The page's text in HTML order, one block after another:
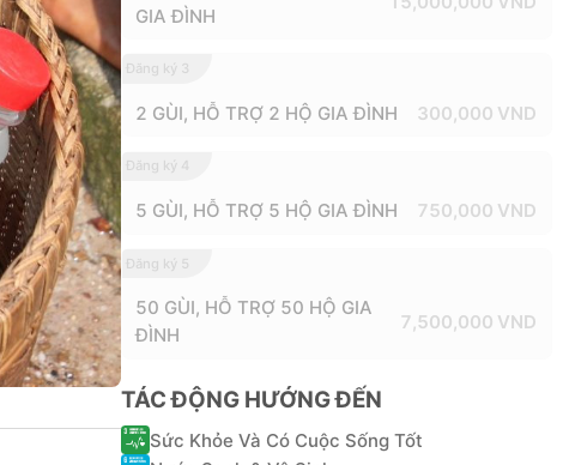
GIA ĐÌNH
Đăng ký 3
ĐÃ HOÀN TẤT
2 GÙI, HỖ TRỢ 2 HỘ GIA ĐÌNH 300,000 VND
Đăng ký 4
ĐÃ HOÀN TẤT
5 GÙI, HỖ TRỢ 5 HỘ GIA ĐÌNH 750,000 VND
Đăng ký 5
ĐÃ HOÀN TẤT
50 GÙI, HỖ TRỢ 50 HỘ GIA
ĐÌNH
7,500,000 VND
TÁC ĐỘNG HƯỚNG ĐẾN
Sức Khỏe Và Có Cuộc Sống Tốt